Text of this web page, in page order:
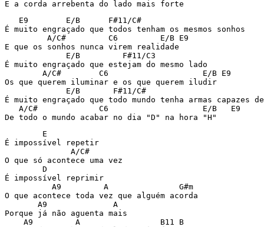
   E9        E/B      F#11/C#
É muito engraçado que todos tenham os mesmos sonhos
         A/C#         C6         E/B E9
E que os sonhos nunca virem realidade
             E/B         F#11/C3
É muito engraçado que estejam do mesmo lado
        A/C#        C6                    E/B E9
Os que querem iluminar e os que querem iludir
             E/B       F#11/C#
É muito engraçado que todo mundo tenha armas capazes
   A/C#             C6                    E/B   E9
        E
É impossível repetir
              A/C#
O que só acontece uma vez
        D
É impossível reprimir
          A9         A               G#m
O que acontece toda vez que alguém acorda
       A9              A
Porque já não aguenta mais
    A9         A                 B11 B